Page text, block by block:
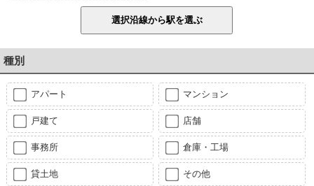
種別
アパート マンション
戸建て 店舗
事務所 倉庫・工場
貸土地 その他